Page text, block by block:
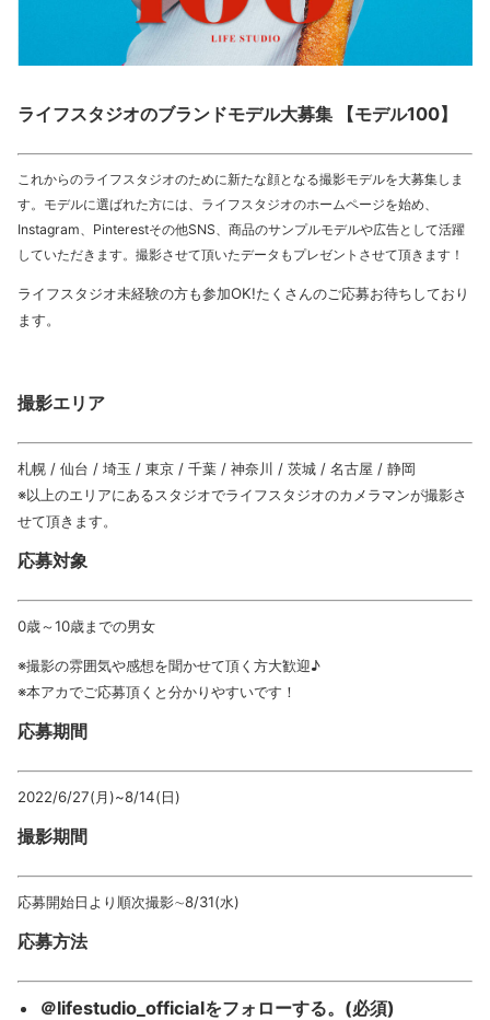
ライフスタジオのブランドモデル大募集 【モデル100】
これからのライフスタジオのために新たな顔となる撮影モデルを大募集しま
す。モデルに選ばれた方には、ライフスタジオのホームページを始め、
Instagram、Pinterestその他SNS、商品のサンプルモデルや広告として活躍
していただきます。撮影させて頂いたデータもプレゼントさせて頂きます！
ライフスタジオ未経験の方も参加OK!たくさんのご応募お待ちしており
ます。
撮影エリア
札幌 / 仙台 / 埼玉 / 東京 / 千葉 / 神奈川 / 茨城 / 名古屋 / 静岡
※以上のエリアにあるスタジオでライフスタジオのカメラマンが撮影さ
せて頂きます。
応募対象
0歳～10歳までの男女
※撮影の雰囲気や感想を聞かせて頂く方大歓迎♪
※本アカでご応募頂くと分かりやすいです！
応募期間
2022/6/27(月)~8/14(日)
撮影期間
応募開始日より順次撮影∼8/31(水)
応募方法
＠lifestudio_officialをフォローする。(必須)